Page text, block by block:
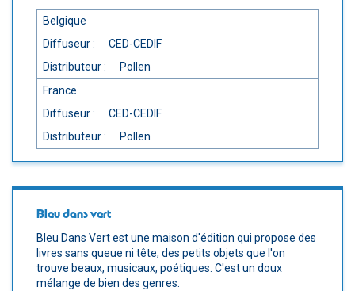
Belgique
Diffuseur :
CED-CEDIF
Distributeur :
Pollen
France
Diffuseur :
CED-CEDIF
Distributeur :
Pollen
Bleu dans vert
Bleu Dans Vert est une maison d'édition qui propose des
livres sans queue ni tête, des petits objets que l'on
trouve beaux, musicaux, poétiques. C'est un doux
mélange de bien des genres.